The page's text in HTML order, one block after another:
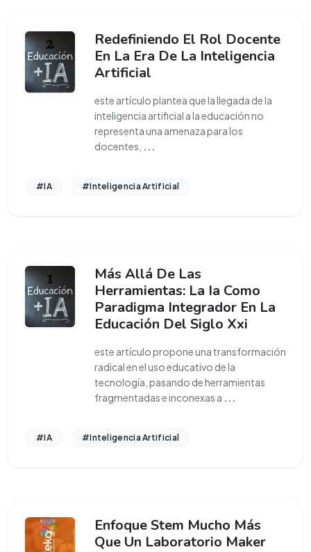
Redefiniendo El Rol Docente
En La Era De La Inteligencia
Artificial
este artículo plantea que la llegada de la
inteligencia artificial a la educación no
representa una amenaza para los
docentes, ...
#IA #Inteligencia Artificial
Más Allá De Las
Herramientas: La Ia Como
Paradigma Integrador En La
Educación Del Siglo Xxi
este artículo propone una transformación
radical en el uso educativo de la
tecnología, pasando de herramientas
fragmentadas e inconexas a ...
#IA #Inteligencia Artificial
Enfoque Stem Mucho Más
Que Un Laboratorio Maker